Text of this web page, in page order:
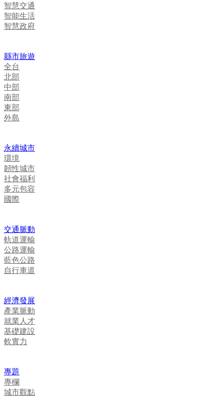
智慧交通
智能生活
智慧政府
縣市旅遊
全台
北部
中部
南部
東部
外島
永續城市
環境
韌性城市
社會福利
多元包容
國際
交通脈動
軌道運輸
公路運輸
藍色公路
自行車道
經濟發展
產業脈動
就業人才
基礎建設
軟實力
專題
專欄
城市觀點